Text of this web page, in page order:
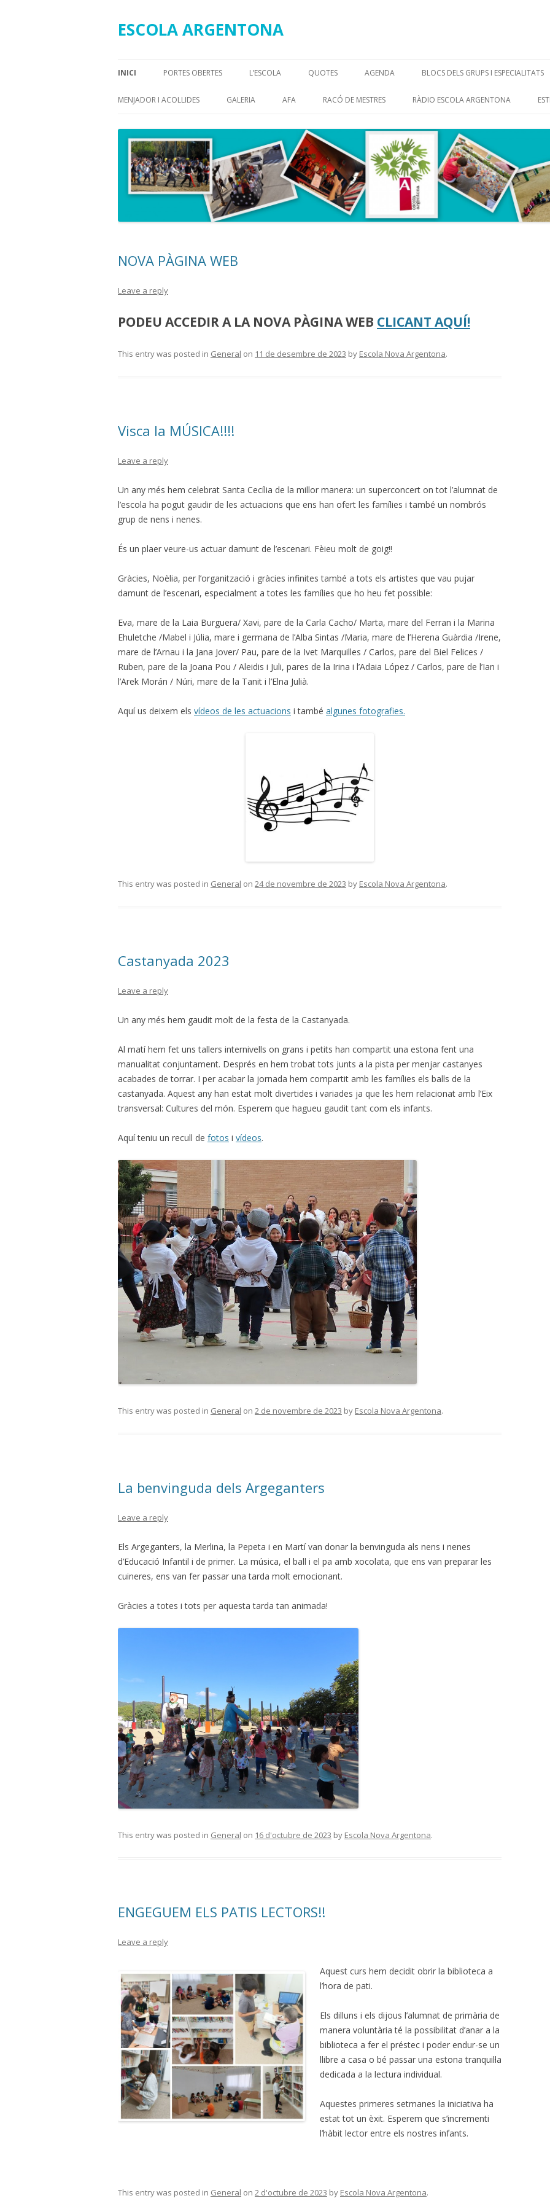
ESCOLA ARGENTONA
INICI PORTES OBERTES L’ESCOLA
QUADRE PEDAGÒGIC
ON SOM?
CONTACTE
QUOTES AGENDA BLOCS DELS GRUPS I ESPECIALITATS
MENJADOR I ACOLLIDES
GALERIA MENJADOR
GALERIA AFA RACÓ DE MESTRES RÀDIO ESCOLA ARGENTONA
NOVA PÀGINA WEB
Leave a reply
PODEU ACCEDIR A LA NOVA PÀGINA WEB CLICANT AQUÍ!
This entry was posted in General on 11 de desembre de 2023 by Escola Nova Argentona.
Visca la MÚSICA!!!!
Leave a reply
Un any més hem celebrat Santa Cecília de la millor manera: un superconcert on tot l’alumnat de
l’escola ha pogut gaudir de les actuacions que ens han ofert les famílies i també un nombrós
grup de nens i nenes.
És un plaer veure-us actuar damunt de l’escenari. Fèieu molt de goig!!
Gràcies, Noèlia, per l’organització i gràcies infinites també a tots els artistes que vau pujar
damunt de l’escenari, especialment a totes les famílies que ho heu fet possible:
Eva, mare de la Laia Burguera/ Xavi, pare de la Carla Cacho/ Marta, mare del Ferran i la Marina
Ehuletche /Mabel i Júlia, mare i germana de l’Alba Sintas /Maria, mare de l’Herena Guàrdia /Irene,
mare de l’Arnau i la Jana Jover/ Pau, pare de la Ivet Marquilles / Carlos, pare del Biel Felices /
Ruben, pare de la Joana Pou / Aleidis i Juli, pares de la Irina i l’Adaia López / Carlos, pare de l’Ian i
l’Arek Morán / Núri, mare de la Tanit i l’Elna Julià.
Aquí us deixem els vídeos de les actuacions i també algunes fotografies.
This entry was posted in General on 24 de novembre de 2023 by Escola Nova Argentona.
Castanyada 2023
Leave a reply
Un any més hem gaudit molt de la festa de la Castanyada.
Al matí hem fet uns tallers internivells on grans i petits han compartit una estona fent una
manualitat conjuntament. Després en hem trobat tots junts a la pista per menjar castanyes
acabades de torrar. I per acabar la jornada hem compartit amb les famílies els balls de la
castanyada. Aquest any han estat molt divertides i variades ja que les hem relacionat amb l’Eix
transversal: Cultures del món. Esperem que hagueu gaudit tant com els infants.
Aquí teniu un recull de fotos i vídeos.
This entry was posted in General on 2 de novembre de 2023 by Escola Nova Argentona.
La benvinguda dels Argeganters
Leave a reply
Els Argeganters, la Merlina, la Pepeta i en Martí van donar la benvinguda als nens i nenes
d’Educació Infantil i de primer. La música, el ball i el pa amb xocolata, que ens van preparar les
cuineres, ens van fer passar una tarda molt emocionant.
Gràcies a totes i tots per aquesta tarda tan animada!
This entry was posted in General on 16 d'octubre de 2023 by Escola Nova Argentona.
ENGEGUEM ELS PATIS LECTORS!!
Leave a reply
Aquest curs hem decidit obrir la biblioteca a
l’hora de pati.
Els dilluns i els dijous l’alumnat de primària de
manera voluntària té la possibilitat d’anar a la
biblioteca a fer el préstec i poder endur-se un
llibre a casa o bé passar una estona tranquil·la
dedicada a la lectura individual.
Aquestes primeres setmanes la iniciativa ha
estat tot un èxit. Esperem que s’incrementi
l’hàbit lector entre els nostres infants.
This entry was posted in General on 2 d'octubre de 2023 by Escola Nova Argentona.